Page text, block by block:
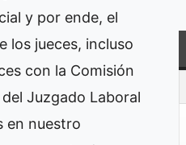
y por ende, el
los jueces, incluso
con la Comisión
Juzgado Laboral
en nuestro